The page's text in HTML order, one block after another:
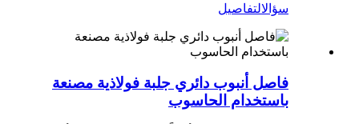
سؤالالتفاصيل
فاصل أنبوب دائري جلبة فولاذية مصنعة
باستخدام الحاسوب